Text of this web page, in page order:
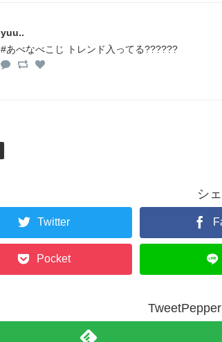
yuu..
#あべなべこじ トレンド入ってる??????
シ
Twitter
Pocket